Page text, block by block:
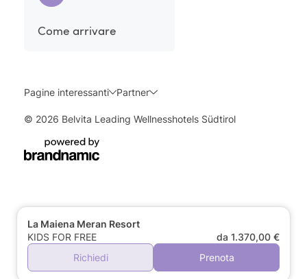
La Maiena Meran Resort
KIDS FOR FREE
da 1.370,00 €
Richiedi
Prenota
Come arrivare
Pagine interessanti Partner
© 2026 Belvita Leading Wellnesshotels Südtirol